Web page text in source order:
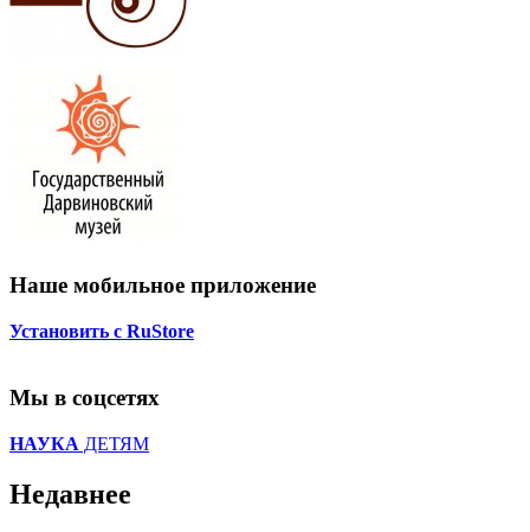
Наше мобильное приложение
Установить с RuStore
Мы в соцсетях
НАУКА ДЕТЯМ
Недавнее